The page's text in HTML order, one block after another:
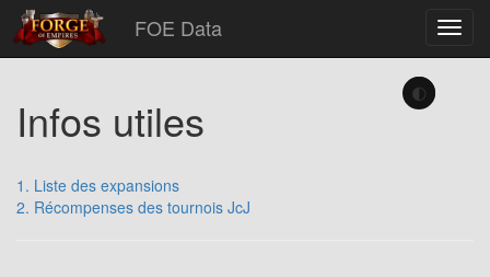
🌓
FOE Data
Infos utiles
1. Liste des expansions
2. Récompenses des tournois JcJ